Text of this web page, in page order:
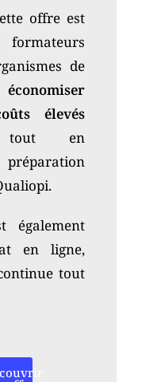
offre est
de
économiser
élevés
en
également
en ligne,
tout